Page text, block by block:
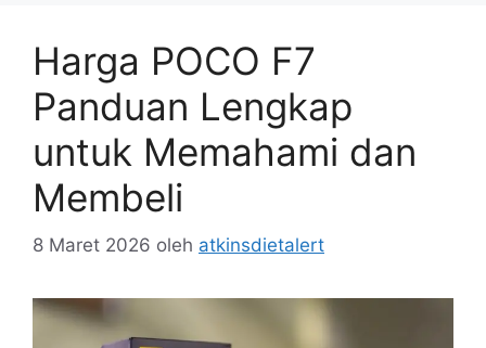
Harga POCO F7
Panduan Lengkap
untuk Memahami dan
Membeli
8 Maret 2026 oleh atkinsdietalert